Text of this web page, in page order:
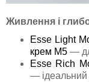
Живлення і
Esse Light
крем M5 —
Esse Rich
— ідеальний